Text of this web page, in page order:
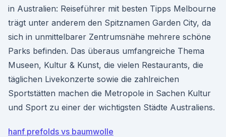
in Australien: Reiseführer mit besten Tipps Melbourne
trägt unter anderem den Spitznamen Garden City, da
sich in unmittelbarer Zentrumsnähe mehrere schöne
Parks befinden. Das überaus umfangreiche Thema
Museen, Kultur & Kunst, die vielen Restaurants, die
täglichen Livekonzerte sowie die zahlreichen
Sportstätten machen die Metropole in Sachen Kultur
und Sport zu einer der wichtigsten Städte Australiens.
hanf prefolds vs baumwolle